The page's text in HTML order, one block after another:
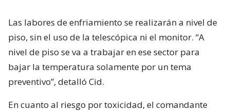
Las labores de enfriamiento se realizarán a nivel de
piso, sin el uso de la telescópica ni el monitor. “A
nivel de piso se va a trabajar en ese sector para
bajar la temperatura solamente por un tema
preventivo”, detalló Cid.
En cuanto al riesgo por toxicidad, el comandante